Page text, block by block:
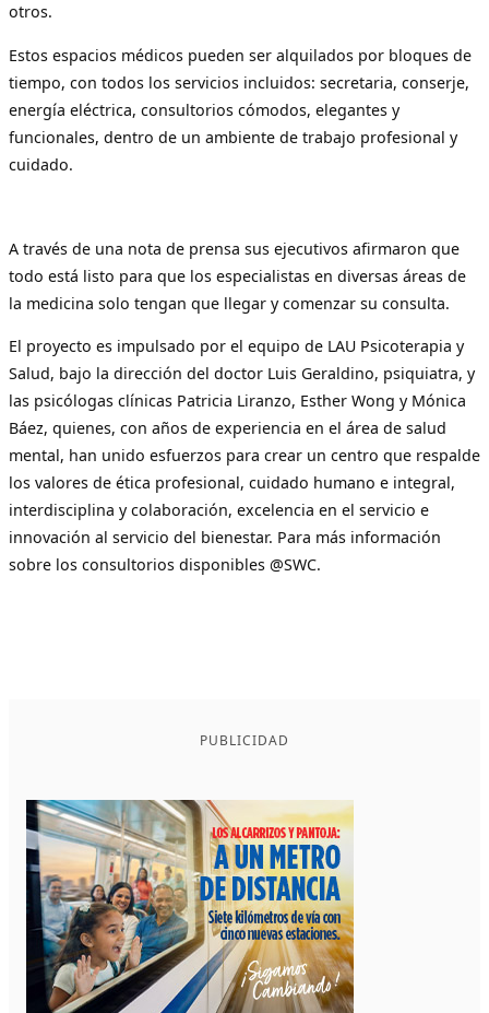
otros.
Estos espacios médicos pueden ser alquilados por bloques de
tiempo, con todos los servicios incluidos: secretaria, conserje,
energía eléctrica, consultorios cómodos, elegantes y
funcionales, dentro de un ambiente de trabajo profesional y
cuidado.
A través de una nota de prensa sus ejecutivos afirmaron que
todo está listo para que los especialistas en diversas áreas de
la medicina solo tengan que llegar y comenzar su consulta.
El proyecto es impulsado por el equipo de LAU Psicoterapia y
Salud, bajo la dirección del doctor Luis Geraldino, psiquiatra, y
las psicólogas clínicas Patricia Liranzo, Esther Wong y Mónica
Báez, quienes, con años de experiencia en el área de salud
mental, han unido esfuerzos para crear un centro que respalde
los valores de ética profesional, cuidado humano e integral,
interdisciplina y colaboración, excelencia en el servicio e
innovación al servicio del bienestar. Para más información
sobre los consultorios disponibles @SWC.
PUBLICIDAD